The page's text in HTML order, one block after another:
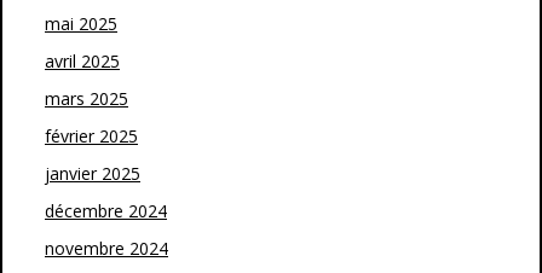
mai 2025
avril 2025
mars 2025
février 2025
janvier 2025
décembre 2024
novembre 2024